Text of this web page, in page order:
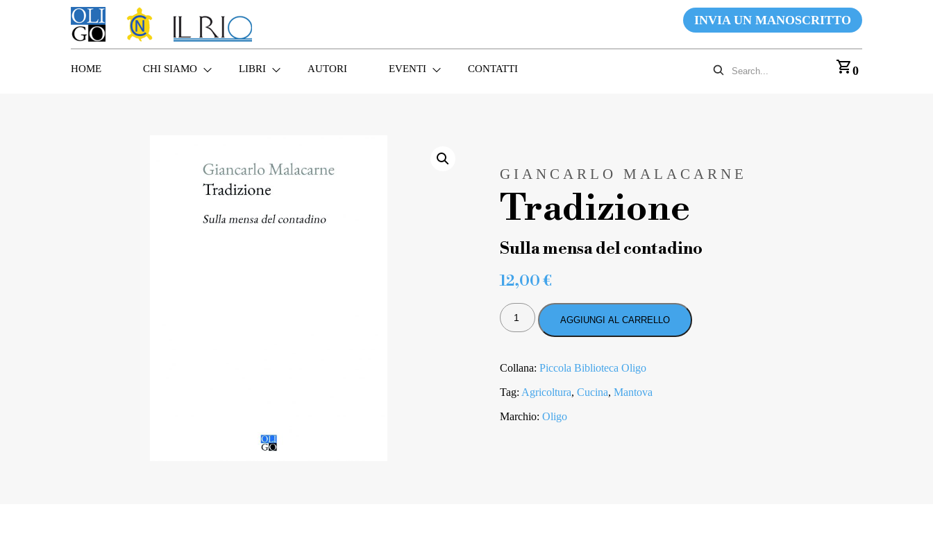
INVIA UN MANOSCRITTO
HOME CHI SIAMO LIBRI AUTORI EVENTI CONTATTI 0
GIANCARLO MALACARNE
Tradizione
Sulla mensa del contadino
12,00€
TRADIZIONE
QUANTITÀ
AGGIUNGI AL CARRELLO
Collana: Piccola Biblioteca Oligo
Tag: Agricoltura, Cucina, Mantova
Marchio: Oligo